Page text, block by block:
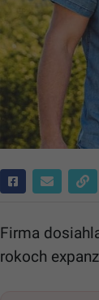
Firma
rokoch